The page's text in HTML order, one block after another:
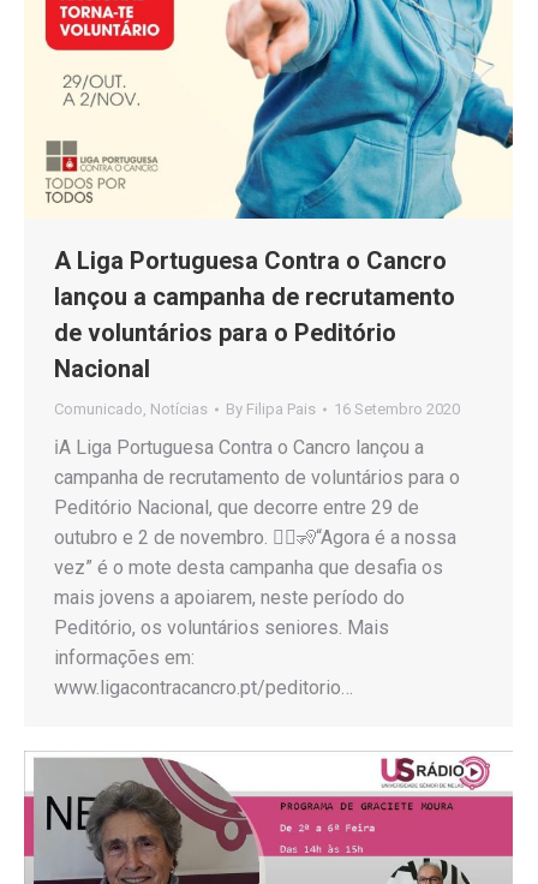
A Liga Portuguesa Contra o Cancro
lançou a campanha de recrutamento
de voluntários para o Peditório
Nacional
Comunicado, Notícias By Filipa Pais 16 Setembro 2020
ℹ️A Liga Portuguesa Contra o Cancro lançou a
campanha de recrutamento de voluntários para o
Peditório Nacional, que decorre entre 29 de
outubro e 2 de novembro. 🙋‍♂️🧏“Agora é a nossa
vez” é o mote desta campanha que desafia os
mais jovens a apoiarem, neste período do
Peditório, os voluntários seniores. Mais
informações em:
www.ligacontracancro.pt/peditorio…